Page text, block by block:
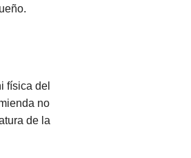
física del
no
de la